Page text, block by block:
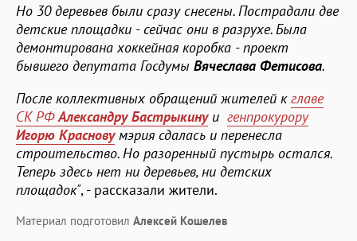
Но 30 деревьев были сразу снесены. Пострадали две
детские площадки - сейчас они в разрухе. Была
демонтирована хоккейная коробка - проект
бывшего депутата Госдумы Вячеслава Фетисова.
После коллективных обращений жителей кглаве
СК РФАлександру Бастрыкинуи генпрокурору
Игорю Красновумэрия сдалась и перенесла
строительство. Но разоренный пустырь остался.
Теперь здесь нет ни деревьев, ни детских
площадок", - рассказали жители.
Материал подготовил Алексей Кошелев